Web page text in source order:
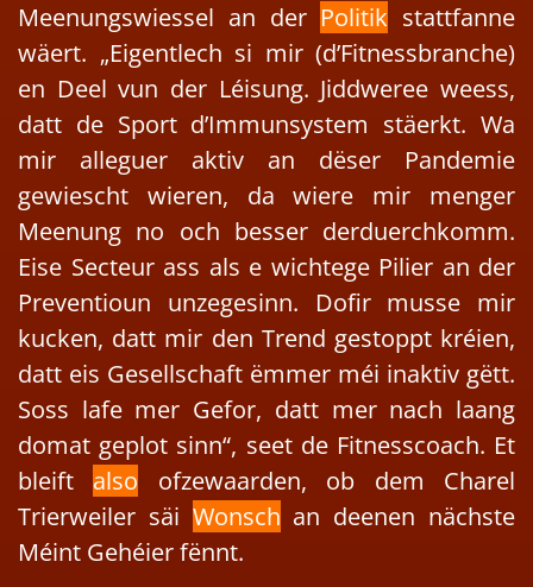
Meenungswiessel an der Politik stattfanne
wäert. „Eigentlech si mir (d’Fitnessbranche)
en Deel vun der Léisung. Jiddweree weess,
datt de Sport d’Immunsystem stäerkt. Wa
mir alleguer aktiv an dëser Pandemie
gewiescht wieren, da wiere mir menger
Meenung no och besser derduerchkomm.
Eise Secteur ass als e wichtege Pilier an der
Preventioun unzegesinn. Dofir musse mir
kucken, datt mir den Trend gestoppt kréien,
datt eis Gesellschaft ëmmer méi inaktiv gëtt.
Soss lafe mer Gefor, datt mer nach laang
domat geplot sinn“, seet de Fitnesscoach. Et
bleift also ofzewaarden, ob dem Charel
Trierweiler säi Wonsch an deenen nächste
Méint Gehéier fënnt.